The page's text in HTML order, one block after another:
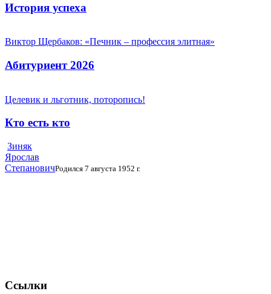
История успеха
Виктор Щербаков: «Печник – профессия элитная»
Абитуриент 2026
Целевик и льготник, поторопись!
Кто есть кто
Зиняк
Ярослав
СтепановичРодился 7 августа 1952 г.
Ссылки